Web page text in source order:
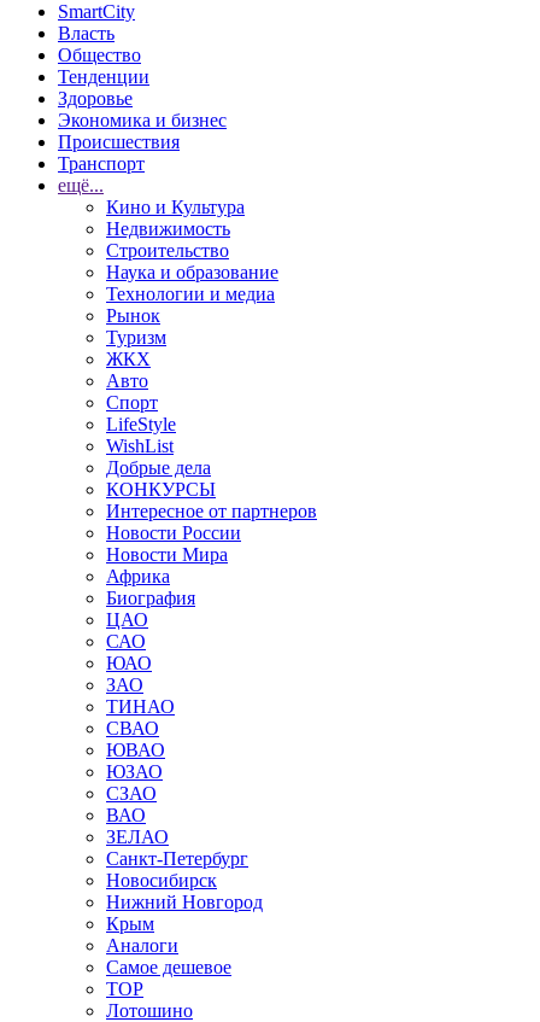
SmartCity
Власть
Общество
Тенденции
Здоровье
Экономика и бизнес
Происшествия
Транспорт
ещё...
Кино и Культура
Недвижимость
Строительство
Наука и образование
Технологии и медиа
Рынок
Туризм
ЖКХ
Авто
Спорт
LifeStyle
WishList
Добрые дела
КОНКУРСЫ
Интересное от партнеров
Новости России
Новости Мира
Африка
Биография
ЦАО
САО
ЮАО
ЗАО
ТИНАО
СВАО
ЮВАО
ЮЗАО
СЗАО
ВАО
ЗЕЛАО
Санкт-Петербург
Новосибирск
Нижний Новгород
Крым
Аналоги
Самое дешевое
TOP
Лотошино